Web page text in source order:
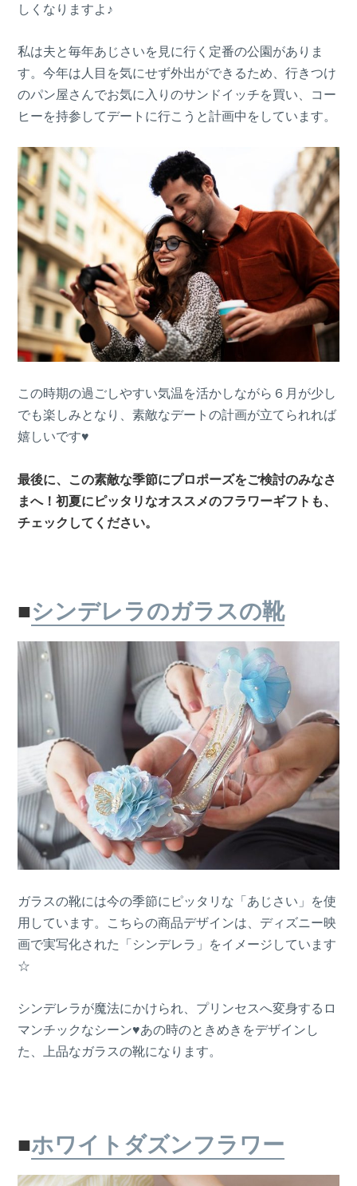
しくなりますよ♪
私は夫と毎年あじさいを見に行く定番の公園がありま
す。今年は人目を気にせず外出ができるため、行きつけ
のパン屋さんでお気に入りのサンドイッチを買い、コー
ヒーを持参してデートに行こうと計画中をしています。
この時期の過ごしやすい気温を活かしながら６月が少し
でも楽しみとなり、素敵なデートの計画が立てられれば
嬉しいです♥
最後に、この素敵な季節にプロポーズをご検討のみなさ
まへ！初夏にピッタリなオススメのフラワーギフトも、
チェックしてください。
■シンデレラのガラスの靴
ガラスの靴には今の季節にピッタリな「あじさい」を使
用しています。こちらの商品デザインは、ディズニー映
画で実写化された「シンデレラ」をイメージしています
☆
シンデレラが魔法にかけられ、プリンセスへ変身するロ
マンチックなシーン♥あの時のときめきをデザインし
た、上品なガラスの靴になります。
■ホワイトダズンフラワー